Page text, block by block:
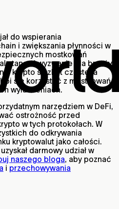
do wspierania
i zwiększania płynności w
mostkowań
stanowi wyzwanie dla branży
krypto są zbyt częste, a
się korzystać z mostkowań
wyłudzeniach.
narzędziem w DeFi,
ostrożność przed
w tych protokołach. W
do odkrywania
kryptowalut jako całości.
darmowy udział w
naszego bloga, aby poznać
i przechowywania